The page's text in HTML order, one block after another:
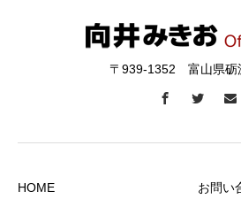
〒939-1352 富山県砺
HOME お問い